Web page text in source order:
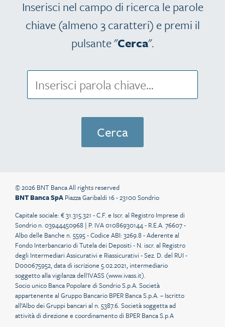
Inserisci nel campo di ricerca le parole
chiave (almeno 3 caratteri) e premi il
pulsante "Cerca".
© 2026 BNT Banca All rights reserved
BNT Banca SpA Piazza Garibaldi 16 - 23100 Sondrio
Capitale sociale: € 31.315.321 - C.F. e Iscr. al Registro Imprese di
Sondrio n. 03944450968 | P. IVA 01086930144 - R.E.A. 76607 -
Albo delle Banche n. 5595 - Codice ABI: 3269.8 - Aderente al
Fondo Interbancario di Tutela dei Depositi - N. iscr. al Registro
degli Intermediari Assicurativi e Riassicurativi - Sez. D. del RUI -
D000675952, data di iscrizione 5.02.2021, intermediario
soggetto alla vigilanza dell'IVASS (www.ivass.it).
Socio unico Banca Popolare di Sondrio S.p.A. Società
appartenente al Gruppo Bancario BPER Banca S.p.A. – Iscritto
all’Albo dei Gruppi bancari al n. 5387.6. Società soggetta ad
attività di direzione e coordinamento di BPER Banca S.p.A